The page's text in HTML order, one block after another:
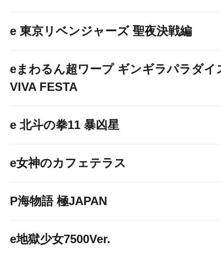
e 東京リベンジャーズ 聖夜決戦編
eまわるん超ワープ ギンギラパラダイ
VIVA FESTA
e 北斗の拳11 暴凶星
e女神のカフェテラス
P海物語 極JAPAN
e地獄少女7500Ver.